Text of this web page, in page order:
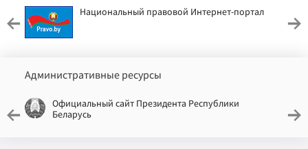
Национальный правовой Интернет-портал
Административные ресурсы
Официальный сайт Президента Республики
Беларусь